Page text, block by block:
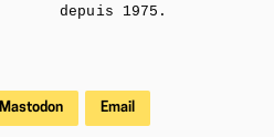
depuis 1975.
Mastodon Email